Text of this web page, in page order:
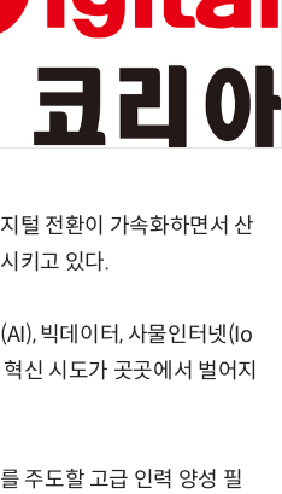
털 전환이 가속화하면서 산
키고 있다.
빅데이터, 사물인터넷(Io
신 시도가 곳곳에서 벌어지
주도할 고급 인력 양성 필